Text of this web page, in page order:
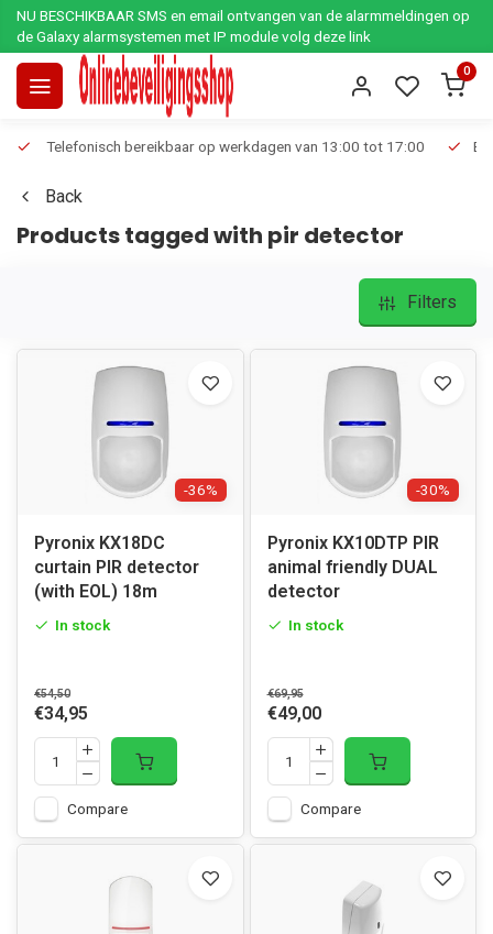
NU BESCHIKBAAR SMS en email ontvangen van de alarmmeldingen op
de Galaxy alarmsystemen met IP module volg deze link
0
Telefonisch bereikbaar op werkdagen van 13:00 tot 17:00
Back
Products tagged with pir detector
Filters
-36%
Pyronix KX18DC
curtain PIR detector
(with EOL) 18m
In stock
€54,50
€34,95
Compare
-30%
Pyronix KX10DTP PIR
animal friendly DUAL
detector
In stock
€69,95
€49,00
Compare